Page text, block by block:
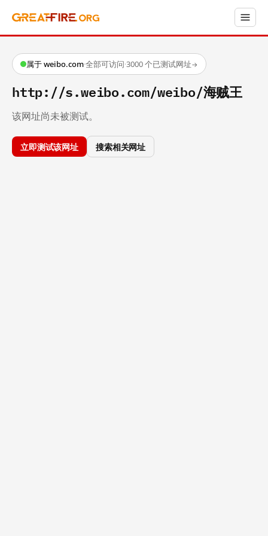
属于 weibo.com·全部可访问·3000 个已测试网址→
http://s.weibo.com/weibo/海贼王
该网址尚未被测试。
立即测试该网址 搜索相关网址